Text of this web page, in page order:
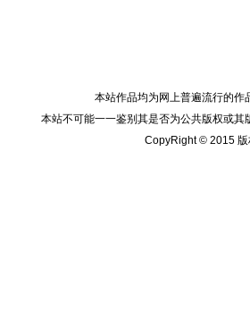
本站作品均为网上普遍流行的作
本站不可能一一鉴别其是否为公共版权或
CopyRight © 2015